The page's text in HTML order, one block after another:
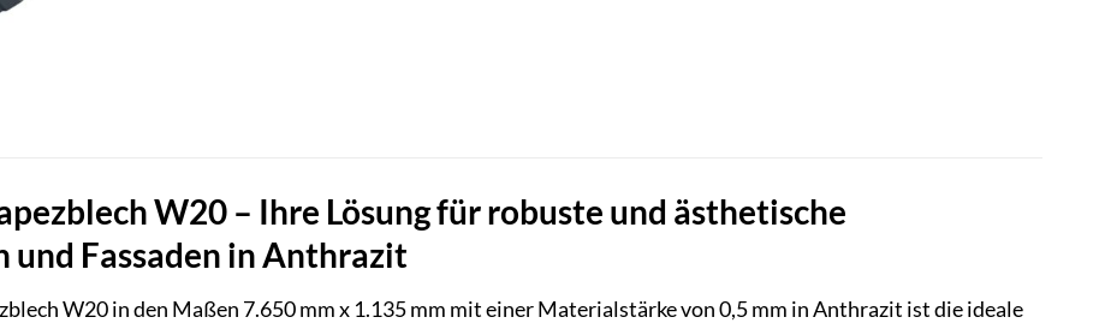
W20 – Ihre Lösung für robuste und ästhetische
und Fassaden in Anthrazit
W20 in den Maßen 7.650 mm x 1.135 mm mit einer Materialstärke von 0,5 mm in Anthrazit ist die ideale